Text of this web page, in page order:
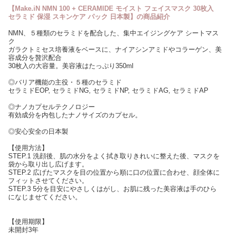
【Make.iN NMN 100 + CERAMIDE モイスト フェイスマスク 30枚入
セラミド 保湿 スキンケア パック 日本製】の商品紹介
NMN、５種類のセラミドを配合した、集中エイジングケア シートマス
ク
ガラクトミセス培養液をベースに、ナイアシンアミドやコラーゲン、美
容成分を贅沢配合
30枚入の大容量。美容液はたっぷり350ml
◎バリア機能の主役・５種のセラミド
セラミドEOP, セラミドNG, セラミドNP, セラミドAG, セラミドAP
◎ナノカプセルテクノロジー
有効成分を内包したナノサイズのカプセル。
◎安心安全の日本製
【使用方法】
STEP.1 洗顔後、肌の水分をよく拭き取りきれいに整えた後、マスクを
袋から取り出し広げます。
STEP.2 広げたマスクを目の位置から順に口の位置に合わせ、顔全体に
フィットさせてください。
STEP.3 5分を目安にやさしくはがし、お肌に残った美容液は手のひら
になじませてください。
【使用期限】
未開封3年